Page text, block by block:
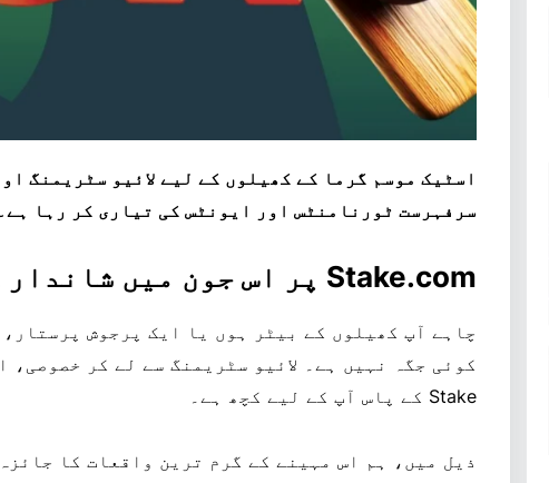
اسٹیک موسم گرما کے کھیلوں کے لیے لائیو سٹریمنگ
سرفہرست ٹورنامنٹس اور ایونٹس کی تیاری کر رہا ہے۔
Stake.com پر اس جون میں شاندار کھیل
چاہے آپ کھیلوں کے بیٹر ہوں یا ایک پرجوش
کوئی جگہ نہیں ہے۔ لائیو سٹریمنگ سے لے کر خصوصی،
Stake کے پاس آپ کے لیے کچھ ہے۔
ذیل میں، ہم اس مہینے کے گرم ترین واقعات کا